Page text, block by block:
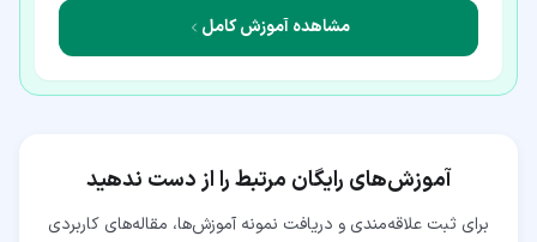
مشاهده آموزش کامل
آموزش‌های رایگان مرتبط را از دست ندهید
برای ثبت علاقه‌مندی و دریافت نمونه آموزش‌ها، مقاله‌های کاربردی